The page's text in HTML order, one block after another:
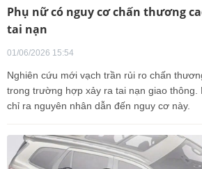
Phụ nữ có nguy cơ chấn thương
tai nạn
01/06/2026 15:54
Nghiên cứu mới vạch trần rủi ro chấn
trong trường hợp xảy ra tai nạn giao thông.
chỉ ra nguyên nhân dẫn đến nguy cơ này.